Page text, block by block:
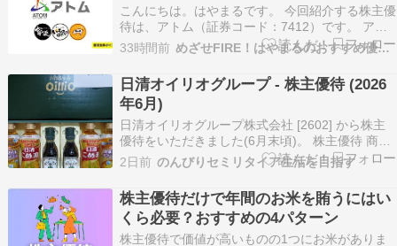
こんにちは。はやまるです。 今回紹介する株主優
待は、アトム（証券コード：7412）です。 アト
ムとは？ アトムは、和食・焼肉・イタリアンなど
10種類以上の飲食チェーンを展開していて店舗数
は350を超えています。 また、飲食事業以外にも
カラオケ事業も展開しています。 配当金 配当…
33時間前 めざせFIRE！はやまるのおすすめ優待＆高配当株
日清オイリオグループ - 株主優待 (2026
年6月)
日清オイリオグループ株式会社 [2602] から株主
優待をいただきました(6月末頃)。 株主優待 商品
詰合せのギフトセットです。 日清健康オイルアマ
ニプラス 日清こめ油 BOSCOエキストラバージン
オリーブオイル
2日前 のんびりセミリタイア生活を目指す
株主優待だけで年間のお米を賄うにはい
くら必要？おすすめの4パターン
株主優待で価値が高いものの1つにお米がありま